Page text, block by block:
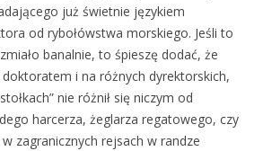
już świetnie językiem
od rybołówstwa morskiego. Jeśli to
banalnie, to śpieszę dodać, że
i na różnych dyrektorskich,
nie różnił się niczym od
harcerza, żeglarza regatowego, czy
zagranicznych rejsach w randze